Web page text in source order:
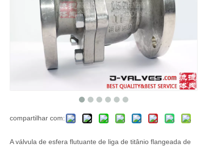
compartilhar com:
A válvula de esfera flutuante de liga de titânio flangeada de